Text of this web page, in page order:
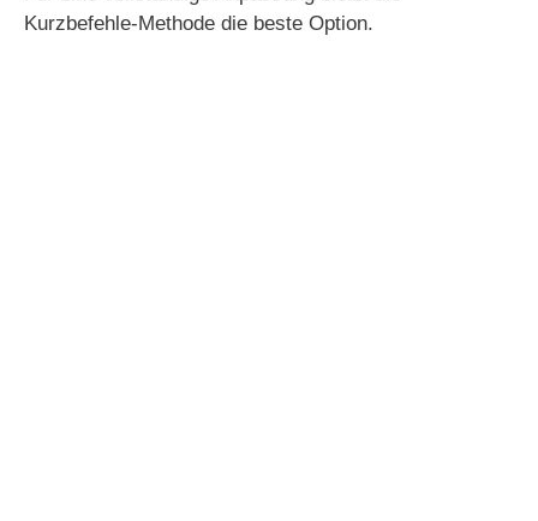
Kurzbefehle-Methode die beste Option.